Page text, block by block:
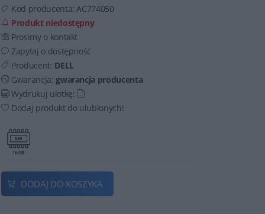
Kod producenta: AC774050
Produkt niedostępny
Prosimy o kontakt
Zapytaj o dostępność
Producent: DELL
Gwarancja: gwarancja producenta
Wydrukuj ulotkę:
Dodaj produkt do ulubionych!
DODAJ DO KOSZYKA